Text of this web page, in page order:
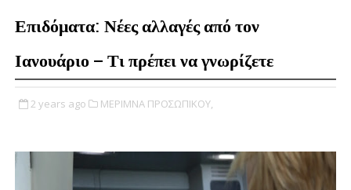
Επιδόματα: Νέες αλλαγές από τον
Ιανουάριο – Τι πρέπει να γνωρίζετε
2 years ago ΜΕΡΙΜΝΑ ΠΡΟΣΩΠΙΚΟΥ,